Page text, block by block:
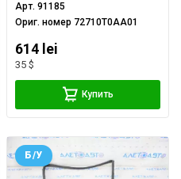
Арт.91185
Ориг. номер 72710T0AA01
614 lei
35 $
Купить
Б/У